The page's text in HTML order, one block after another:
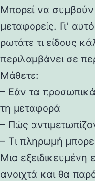
Μπορεί να συμβούν
μεταφορείς. Γι’
ρωτάτε τι είδους
περιλαμβάνει σε
Μάθετε:
– Εάν τα
τη μεταφορά
– Πώς
– Τι πληρωμή
Μια εξειδικευμένη
ανοιχτά και θα